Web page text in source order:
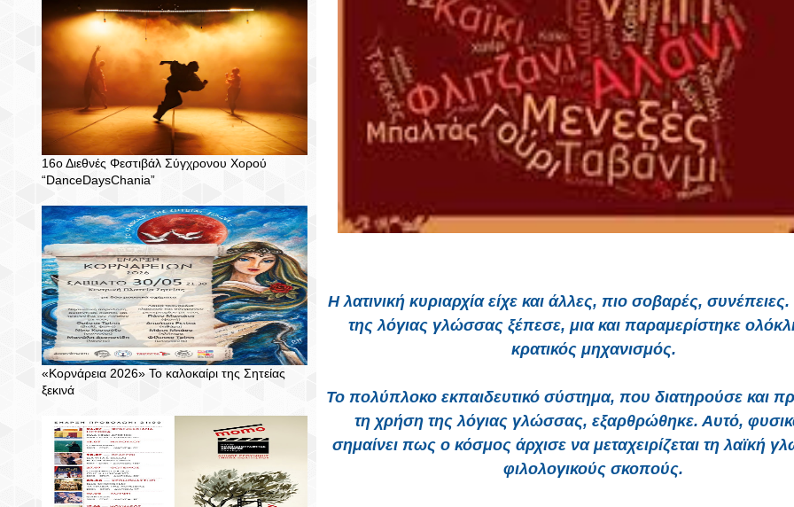
16ο Διεθνές Φεστιβάλ Σύγχρονου Χορού
“DanceDaysChania”
«Κορνάρεια 2026» Το καλοκαίρι της Σητείας
ξεκινά
Η λατινική κυριαρχία είχε και άλλες, πιο σοβαρές,
της λόγιας γλώσσας ξέπεσε, μια και παραμερίστηκε
κρατικός μηχανισμός.
Το πολύπλοκο εκπαιδευτικό σύστημα, που διατηρούσε και
τη χρήση της λόγιας γλώσσας, εξαρθρώθηκε. Αυτό,
σημαίνει πως ο κόσμος άρχισε να μεταχειρίζεται τη λαϊκή
φιλολογικούς σκοπούς.